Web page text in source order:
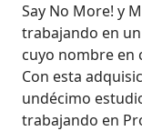
Say No More! y
trabajando en
cuyo nombre en
Con esta
undécimo
trabajando en